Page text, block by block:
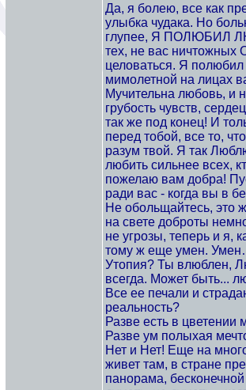
Да, я болею, все как
улыбка чудака. Но
глупее, Я ПОЛЮБИЛ
тех, не вас ничтожных
целоваться. Я полюбил
мимолетной на лицах
Мучительна любовь, и
грубость чувств,
так же под конец! И
перед тобой, все то,
разум твой. Я так
любить сильнее всех,
пожелаю вам добра!
ради вас - когда вы в
Не обольщайтесь, это
на свете доброты
не угрозы, теперь и я,
тому ж еще умен.
Утопия? Ты влюблен,
всегда. Может быть...
Все ее печали и
реальность?
Разве есть в цветении
Разве ум полыхая
Нет и Нет! Еще на
живет там, в стране
панорама,